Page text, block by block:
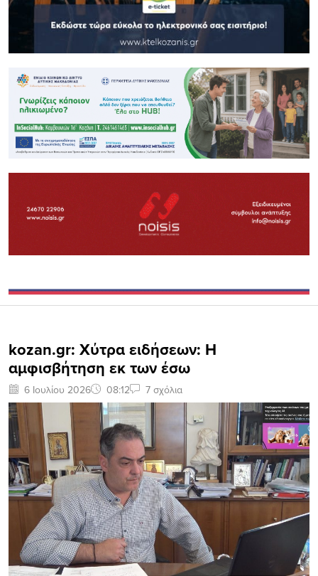
kozan.gr: Χύτρα ειδήσεων: Η
αμφισβήτηση εκ των έσω
6 Ιουλίου 2026 08:12 7 σχόλια